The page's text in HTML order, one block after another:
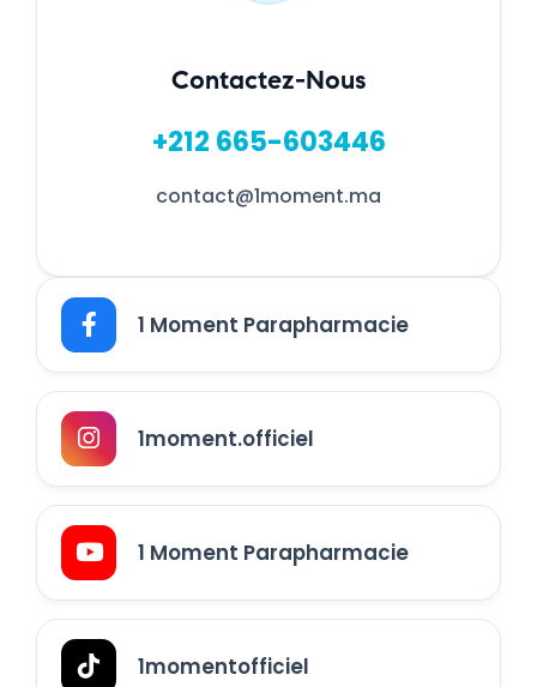
Contactez-Nous
+212 665-603446
contact@1moment.ma
1 Moment Parapharmacie
1moment.officiel
1 Moment Parapharmacie
1momentofficiel